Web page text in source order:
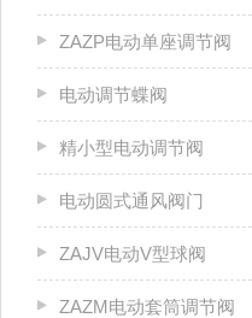
ZAZP电动单座调节阀
电动调节蝶阀
精小型电动调节阀
电动圆式通风阀门
ZAJV电动V型球阀
ZAZM电动套筒调节阀